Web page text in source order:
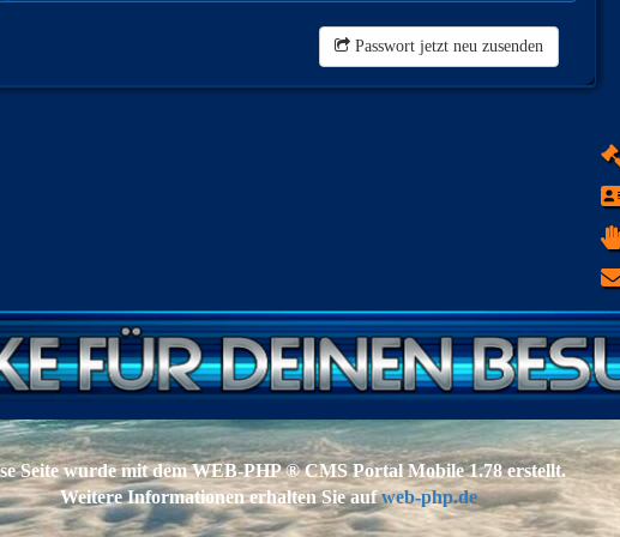
Passwort jetzt neu zusenden
Seite wurde mit dem WEB-PHP ® CMS Portal Mobile 1.78 erstellt.
Weitere Informationen erhalten Sie aufweb-php.de